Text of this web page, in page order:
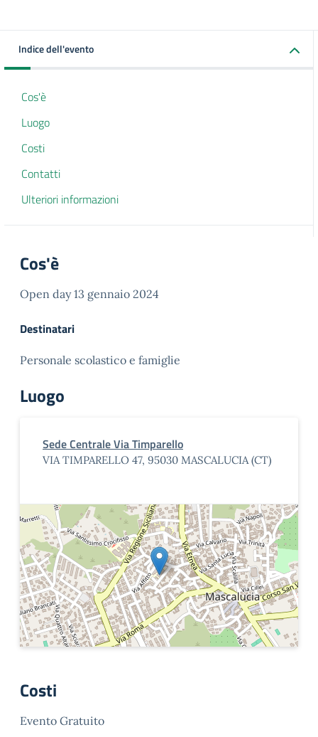
Indice dell'evento
Cos'è
Luogo
Costi
Contatti
Ulteriori informazioni
Cos'è
Open day 13 gennaio 2024
Destinatari
Personale scolastico e famiglie
Luogo
Sede Centrale Via Timparello
VIA TIMPARELLO 47, 95030 MASCALUCIA (CT)
Costi
Evento Gratuito